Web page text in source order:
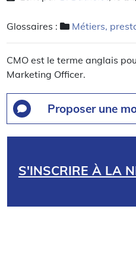
Glossaires : Métiers,
CMO est le terme anglais
Marketing Officer.
Proposer une
S'INSCRIRE À LA